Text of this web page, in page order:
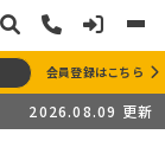
会員登録はこちら
2026.08.09 更新